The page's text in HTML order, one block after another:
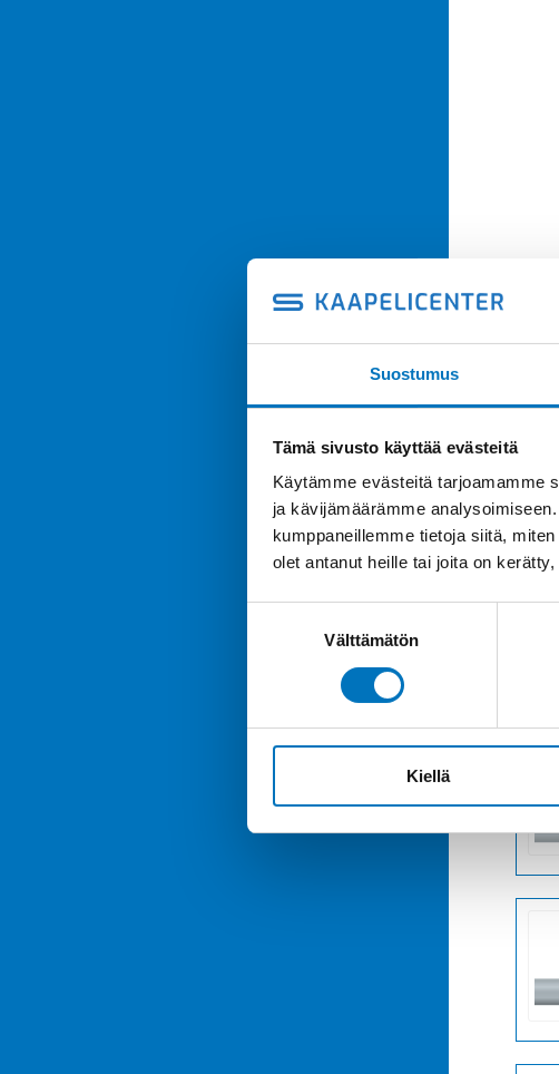
Suostumus
Tämä sivusto käyttää evästeitä
Käytämme evästeitä tarjoamamme
ja kävijämäärämme
kumppaneillemme tietoja siitä,
olet antanut heille tai joita on
Välttämätön
Kiellä